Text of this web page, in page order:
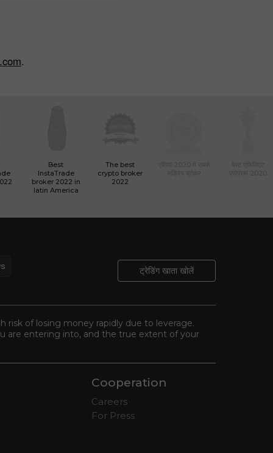
.
Best
InstaTrade
broker 2022 in
latin America
The best
crypto broker
2022
ट्रेडिंग खाता खोलें
risk of losing money rapidly due to leverage.
are entering into, and the true extent of your
Cooperation
Careers
For Press